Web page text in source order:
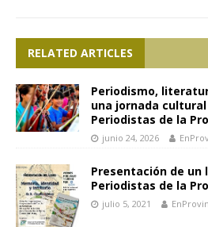
RELATED ARTICLES
Periodismo,
una jornada
Periodistas de la
junio 24, 2026
Presentación de un
Periodistas de la
julio 5, 2021